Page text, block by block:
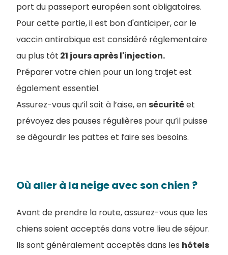
port du passeport européen sont obligatoires.
Pour cette partie, il est bon d'anticiper, car le
vaccin antirabique est considéré réglementaire
au plus tôt 21 jours après l'injection.
Préparer votre chien pour un long trajet est
également essentiel.
Assurez-vous qu’il soit à l’aise, ensécuritéet
prévoyez des pauses régulières pour qu’il puisse
se dégourdir les pattes et faire ses besoins.
Où aller à la neige avec son chien ?
Avant de prendre la route, assurez-vous que les
chiens soient acceptés dans votre lieu de séjour.
Ils sont généralement acceptés dans les hôtels